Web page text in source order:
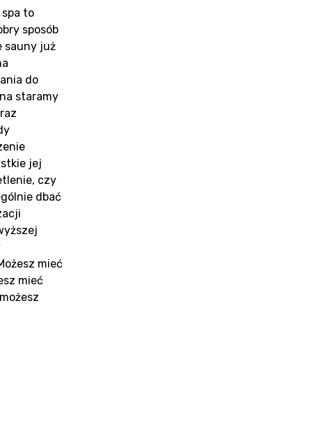
to
sposób
sauny już
do
staramy
jej
czy
dbać
mieć
mieć